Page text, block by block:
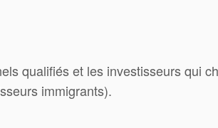
qualifiés et les investisseurs qui
immigrants).